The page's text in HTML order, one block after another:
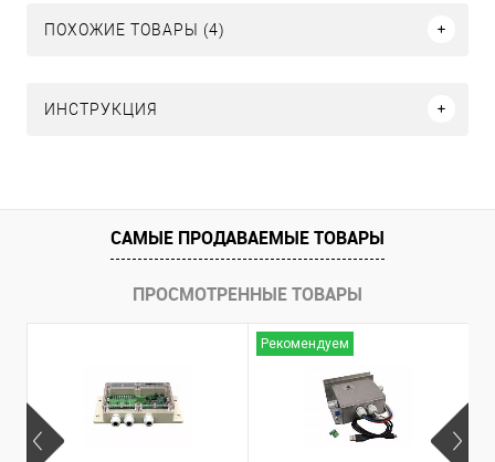
ПОХОЖИЕ ТОВАРЫ (4)
ИНСТРУКЦИЯ
САМЫЕ ПРОДАВАЕМЫЕ ТОВАРЫ
ПРОСМОТРЕННЫЕ ТОВАРЫ
Рекомендуем